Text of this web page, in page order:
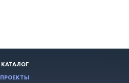
КАТАЛОГ
ПРОЕКТЫ